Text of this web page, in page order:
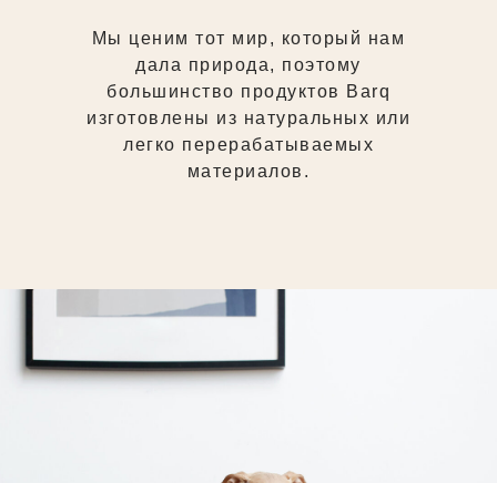
Мы ценим тот мир, который нам
дала природа, поэтому
большинство продуктов Barq
изготовлены из натуральных или
легко перерабатываемых
материалов.